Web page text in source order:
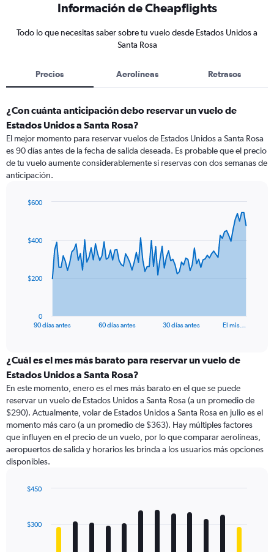
Información de Cheapflights
Todo lo que necesitas saber sobre tu vuelo desde Estados Unidos a
Santa Rosa
Precios Aerolíneas Retrasos
¿Con cuánta anticipación debo reservar un vuelo de
Estados Unidos a Santa Rosa?
El mejor momento para reservar vuelos de Estados Unidos a Santa Rosa
es 90 días antes de la fecha de salida deseada. Es probable que el precio
de tu vuelo aumente considerablemente si reservas con dos semanas de
anticipación.
data
The
categories.
Range:
categories.
The
chart
has
1
Y
axis
values.
to
90 días antes 60 días antes 30 días antes El mis…
0
$200
$400
$600
¿Cuál es el mes más barato para reservar un vuelo de
Estados Unidos a Santa Rosa?
En este momento, enero es el mes más barato en el que se puede
reservar un vuelo de Estados Unidos a Santa Rosa (a un promedio de
$290). Actualmente, volar de Estados Unidos a Santa Rosa en julio es el
momento más caro (a un promedio de $363). Hay múltiples factores
que influyen en el precio de un vuelo, por lo que comparar aerolíneas,
aeropuertos de salida y horarios les brinda a los usuarios más opciones
disponibles.
with
12
$300
$450